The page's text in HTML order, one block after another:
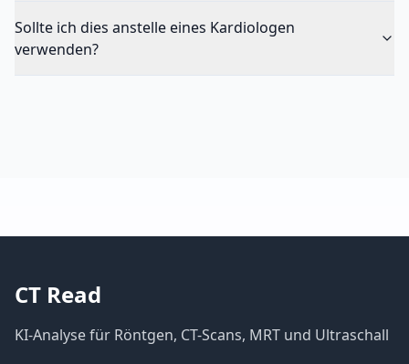
Sollte ich dies anstelle eines Kardiologen
verwenden?
CT Read
KI-Analyse für Röntgen, CT-Scans, MRT und Ultraschall